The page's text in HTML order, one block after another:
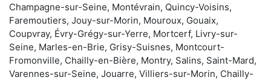
Champagne-sur-Seine, Montévrain, Quincy-Voisins,
Faremoutiers, Jouy-sur-Morin, Mouroux, Gouaix,
Coupvray, Évry-Grégy-sur-Yerre, Mortcerf, Livry-sur-
Seine, Marles-en-Brie, Grisy-Suisnes, Montcourt-
Fromonville, Chailly-en-Bière, Montry, Salins, Saint-Mard,
Varennes-sur-Seine, Jouarre, Villiers-sur-Morin, Chailly-